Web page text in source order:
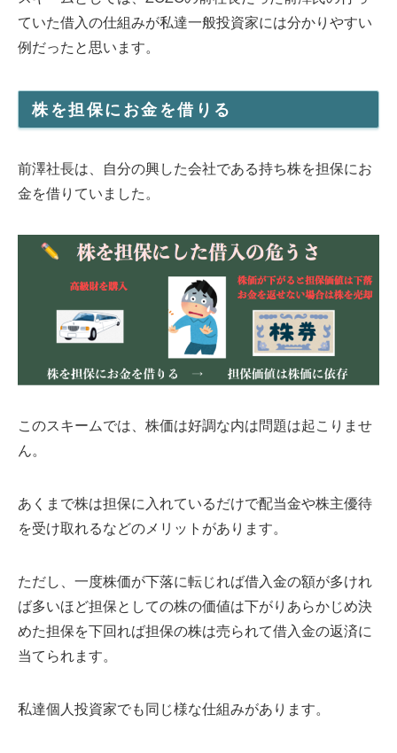
ていた借入の仕組みが私達一般投資家には分かりやすい
例だったと思います。
株を担保にお金を借りる
前澤社長は、自分の興した会社である持ち株を担保にお
金を借りていました。
このスキームでは、株価は好調な内は問題は起こりませ
ん。
あくまで株は担保に入れているだけで配当金や株主優待
を受け取れるなどのメリットがあります。
ただし、一度株価が下落に転じれば借入金の額が多けれ
ば多いほど担保としての株の価値は下がりあらかじめ決
めた担保を下回れば担保の株は売られて借入金の返済に
当てられます。
私達個人投資家でも同じ様な仕組みがあります。